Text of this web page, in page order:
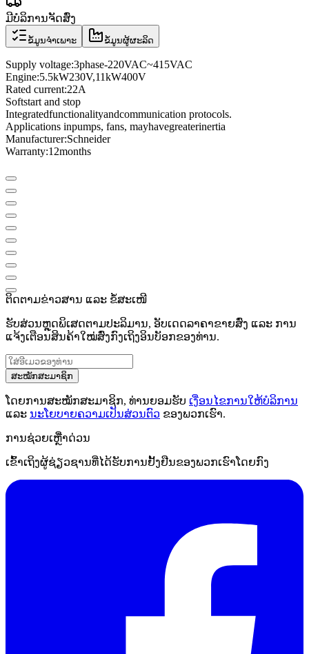
ມີບໍລິການຈັດສົ່ງ
ຂໍ້ມູນຈຳເພາະ ຂໍ້ມູນຜູ້ຜະລິດ
Supply voltage:3phase-220VAC~415VAC
Engine:5.5kW230V,11kW400V
Rated current:22A
Softstart and stop
Integratedfunctionalityandcommunication protocols.
Applications inpumps, fans, mayhavegreaterinertia
Manufacturer:Schneider
Warranty:12months
ຕິດຕາມຂ່າວສານ ແລະ ຂໍ້ສະເໜີ
ຮັບສ່ວນຫຼຸດພິເສດຕາມປະລິມານ, ອັບເດດລາຄາຂາຍສົ່ງ ແລະ ການ
ແຈ້ງເຕືອນສິນຄ້າໃໝ່ສົ່ງກົງເຖິງອິນບັອກຂອງທ່ານ.
ສະໝັກສະມາຊິກ
ໂດຍການສະໝັກສະມາຊິກ, ທ່ານຍອມຮັບ ເງື່ອນໄຂການໃຫ້ບໍລິການ
ແລະ ນະໂຍບາຍຄວາມເປັນສ່ວນຕົວ ຂອງພວກເຮົາ.
ການຊ່ວຍເຫຼືໍາດ່ວນ
ເຂົ້າເຖິງຜູ້ຊ່ຽວຊານທີ່ໄດ້ຮັບການຢັ້ງຢືນຂອງພວກເຮົາໂດຍກົງ